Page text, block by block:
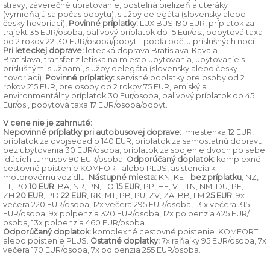
stravy, záverečné upratovanie, posteľná bielizeň a uteráky
(vymieňajú sa počas pobytu), služby delegáta (slovensky alebo
česky hovoriaci), Povinné príplatky: LUX BUS 190 EUR, príplatok za
trajekt 35 EUR/osoba, palivový príplatok do 15 Eur/os., pobytová taxa
od 2 rokov 22-30 EUR/osoba/pobyt - podľa počtu príslušných nocí.
Pri leteckej doprave: letecká doprava Bratislava-Kavala-
Bratislava, transfer z letiska na miesto ubytovania, ubytovanie s
príslušnými službami, služby delegáta (slovensky alebo česky
hovoriaci). Povinné príplatky: servisné poplatky pre osoby od 2
rokov 215 EUR, pre osoby do 2 rokov 75 EUR, emiský a
environmentálny príplatok 30 Eur/osoba, palivový príplatok do 45
Eur/os., pobytová taxa 17 EUR/osoba/pobyt.
V cene nie je zahrnuté:
Nepovinné príplatky pri autobusovej doprave: miestenka 12 EUR,
príplatok za dvojsedadlo 140 EUR, príplatok za samostatnú dopravu
bez ubytovania 30 EUR/osoba, príplatok za spojenie dvoch po sebe
idúcich turnusov 90 EUR/osoba. Odporúčaný doplatok: komplexné
cestovné poistenie KOMFORT alebo PLUS, asistencia k
motorovému vozidlu. Nástupné miesta: KN, KE - bez príplatku , NZ,
TT, PO 10 EUR , BA, NR, PN, TO 15 EUR , PP, HE, VT, TN, NM, DU, PE,
ZH 20 EUR , PD 22 EUR , RK, MT, PB, PU, ZV, ZA, BB, LM 25 EUR . 9x
večera 220 EUR/osoba, 12x večera 295 EUR/osoba, 13 x večera 315
EUR/osoba, 9x polpenzia 320 EUR/osoba, 12x polpenzia 425 EUR/
osoba, 13x polpenzia 460 EUR/osoba.
Odporúčaný doplatok: komplexné cestovné poistenie KOMFORT
alebo poistenie PLUS. Ostatné doplatky: 7x raňajky 95 EUR/osoba, 7x
večera 170 EUR/osoba, 7x polpenzia 255 EUR/osoba.